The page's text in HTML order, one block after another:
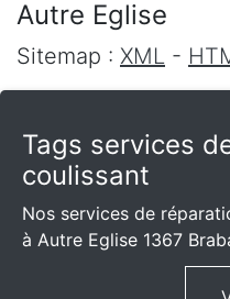
Autre Eglise
Sitemap : XML -
Tags services
coulissant
Nos services de
à Autre Eglise 1367